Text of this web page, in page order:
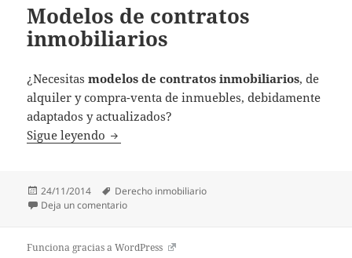
Modelos de contratos
inmobiliarios
¿Necesitasmodelos de contratos inmobiliarios, de
alquiler y compra-venta de inmuebles, debidamente
adaptados y actualizados?
Sigue leyendo Modelos de contratos inmobiliarios
Publicado
el
24/11/2014 Etiquetas
Derecho inmobiliario
Deja un comentario
Funciona gracias a WordPress